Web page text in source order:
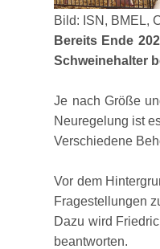
Bild: ISN, BMEL,
Bereits Ende
Schweinehalter
Je nach Größe
Neuregelung ist
Verschiedene
Vor dem
Fragestellungen
Dazu wird
beantworten.